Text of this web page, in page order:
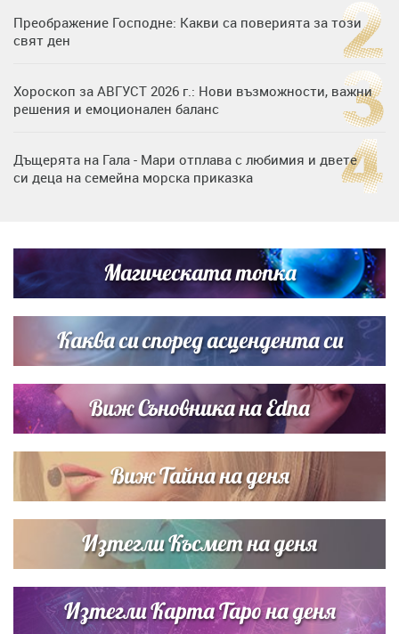
Преображение Господне: Какви са поверията за този
свят ден
Хороскоп за АВГУСТ 2026 г.: Нови възможности, важни
решения и емоционален баланс
Дъщерята на Гала - Мари отплава с любимия и двете
си деца на семейна морска приказка
Димов издадоха своето любимо място
Дъщерята на Тодор Батков вдигна сватба, Стоичков и
Братя Аргирови я изненадаха с песен
Магическата топка
Каква си според асцендента си
Виж Съновника на Edna
Виж Тайна на деня
Изтегли Късмет на деня
Изтегли Карта Таро на деня